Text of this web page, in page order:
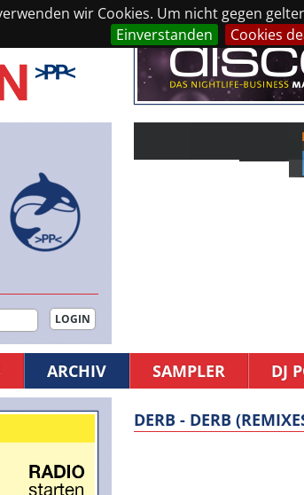
wir Cookies. Um nicht gegen
Einverstanden
Cookies
ARCHIV SAMPLER DJ
DERB - DERB